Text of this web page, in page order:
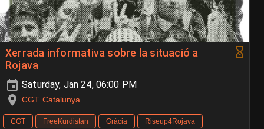
Xerrada informativa sobre la situació a
Rojava
Saturday, Jan 24, 06:00 PM
CGT Catalunya
CGT FreeKurdistan Gràcia Riseup4Rojava